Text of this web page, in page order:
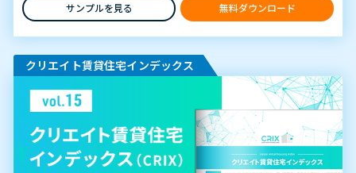
サンプルを見る 無料ダウンロード
クリエイト賃貸住宅インデックス